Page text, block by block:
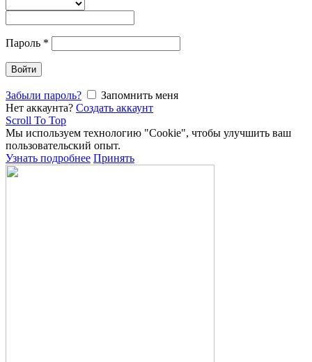
Пароль *
Войти
Забыли пароль?
Запомнить меня
Нет аккаунта? Создать аккаунт
Scroll To Top
Мы используем технологию "Cookie", чтобы улучшить ваш
пользовательский опыт.
Узнать подробнее Принять